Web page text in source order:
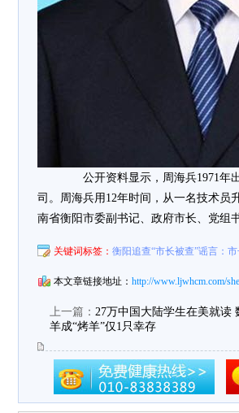
公开资料显示，周海兵1971年出
司。周海兵用12年时间，从一名技术员
南省衡阳市委副书记、政府市长、党组书
关键词标签： 衡阳追查“市长被查”谣言：
本文章链接地址： http://www.ljwhcm.com/
上一篇： 27万中国大陆学生在美就读
羊成“烤羊”仅1只幸存